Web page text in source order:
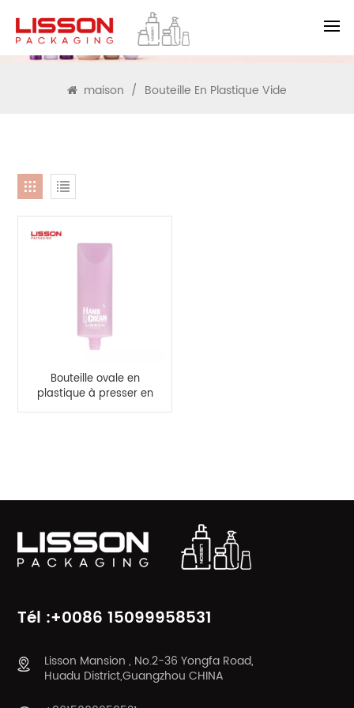
RECHERCHE
maison / Bouteille En Plastique Vide
Bouteille ovale en
plastique à presser en
HDPE de couleur rose,
Tél :+0086 15099958531
Lisson Mansion , No.2-36 Yongfa Road,
Huadu District,Guangzhou CHINA